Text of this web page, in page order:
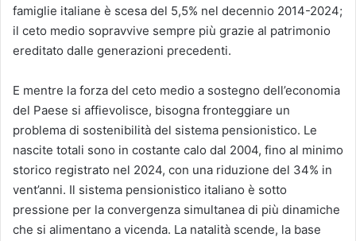
famiglie italiane è scesa del 5,5% nel decennio 2014-2024;
il ceto medio sopravvive sempre più grazie al patrimonio
ereditato dalle generazioni precedenti.
E mentre la forza del ceto medio a sostegno dell’economia
del Paese si affievolisce, bisogna fronteggiare un
problema di sostenibilità del sistema pensionistico. Le
nascite totali sono in costante calo dal 2004, fino al minimo
storico registrato nel 2024, con una riduzione del 34% in
vent’anni. Il sistema pensionistico italiano è sotto
pressione per la convergenza simultanea di più dinamiche
che si alimentano a vicenda. La natalità scende, la base